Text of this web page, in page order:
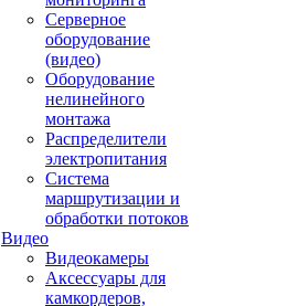
Серверное
оборудование
(видео)
Оборудование
нелинейного
монтажа
Распределители
электропитания
Система
маршрутизации и
обработки потоков
Видео
Видеокамеры
Аксессуары для
камкордеров,